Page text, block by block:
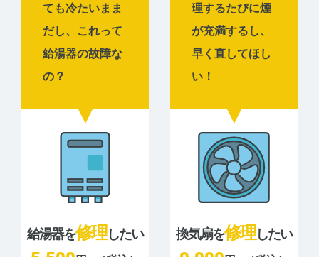
ても冷たいまま
だし、これって
給湯器の故障な
の？
給湯器を修理したい
理するたびに煙
が充満するし、
早く直してほし
い！
換気扇を修理したい